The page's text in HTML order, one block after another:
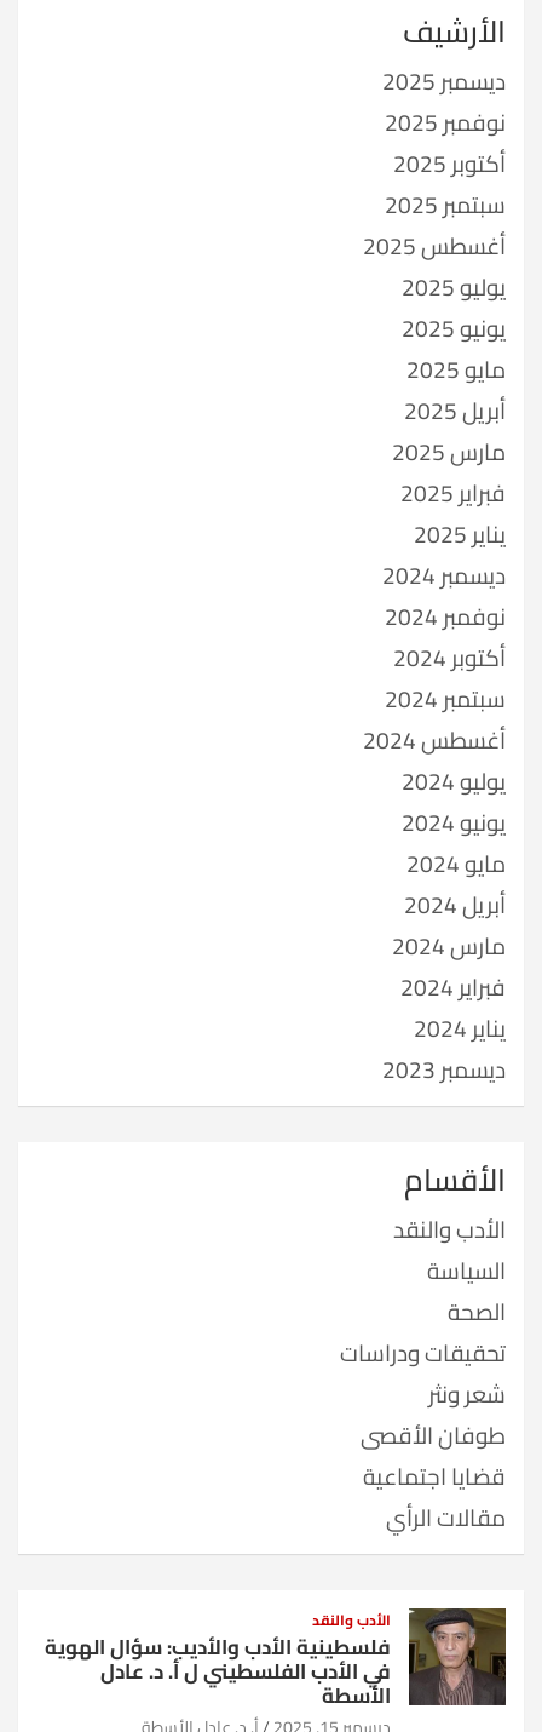
الأرشيف
ديسمبر 2025
نوفمبر 2025
أكتوبر 2025
سبتمبر 2025
أغسطس 2025
يوليو 2025
يونيو 2025
مايو 2025
أبريل 2025
مارس 2025
فبراير 2025
يناير 2025
ديسمبر 2024
نوفمبر 2024
أكتوبر 2024
سبتمبر 2024
أغسطس 2024
يوليو 2024
يونيو 2024
مايو 2024
أبريل 2024
مارس 2024
فبراير 2024
يناير 2024
ديسمبر 2023
الأقسام
الأدب والنقد
السياسة
الصحة
تحقيقات ودراسات
شعر ونثر
طوفان الأقصى
قضايا اجتماعية
مقالات الرأي
الأدب والنقد
فلسطينية الأدب والأديب: سؤال الهوية
في الأدب الفلسطيني ل أ. د. عادل
الأسطة